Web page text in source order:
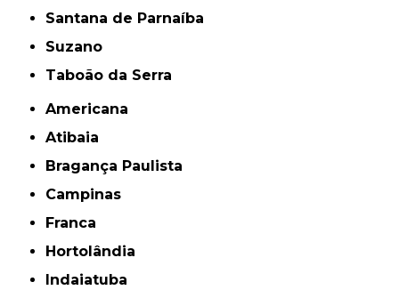
Santana de Parnaíba
Suzano
Taboão da Serra
Americana
Atibaia
Bragança Paulista
Campinas
Franca
Hortolândia
Indaiatuba